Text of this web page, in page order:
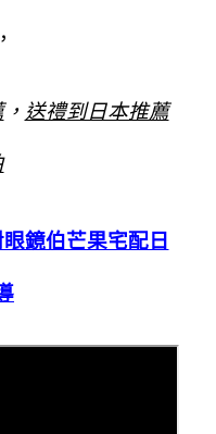
， 送禮到日本推薦
鏡伯芒果宅配日